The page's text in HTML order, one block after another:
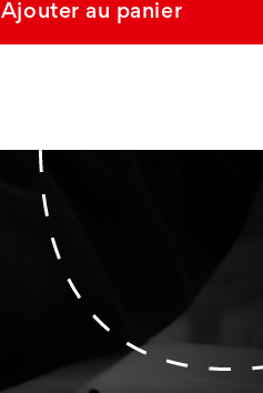
Ajouter au panier